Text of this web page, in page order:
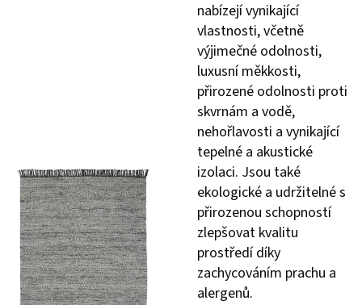
nabízejí vynikající
vlastnosti, včetně
výjimečné odolnosti,
luxusní měkkosti,
přirozené odolnosti proti
skvrnám a vodě,
nehořlavosti a vynikající
tepelné a akustické
izolaci. Jsou také
ekologické a udržitelné s
přirozenou schopností
zlepšovat kvalitu
prostředí díky
zachycováním prachu a
alergenů.